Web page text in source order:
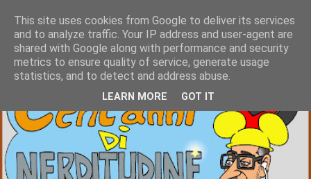
This site uses cookies from Google to deliver its services
and to analyze traffic. Your IP address and user-agent are
shared with Google along with performance and security
metrics to ensure quality of service, generate usage
statistics, and to detect and address abuse.
LEARN MORE GOT IT